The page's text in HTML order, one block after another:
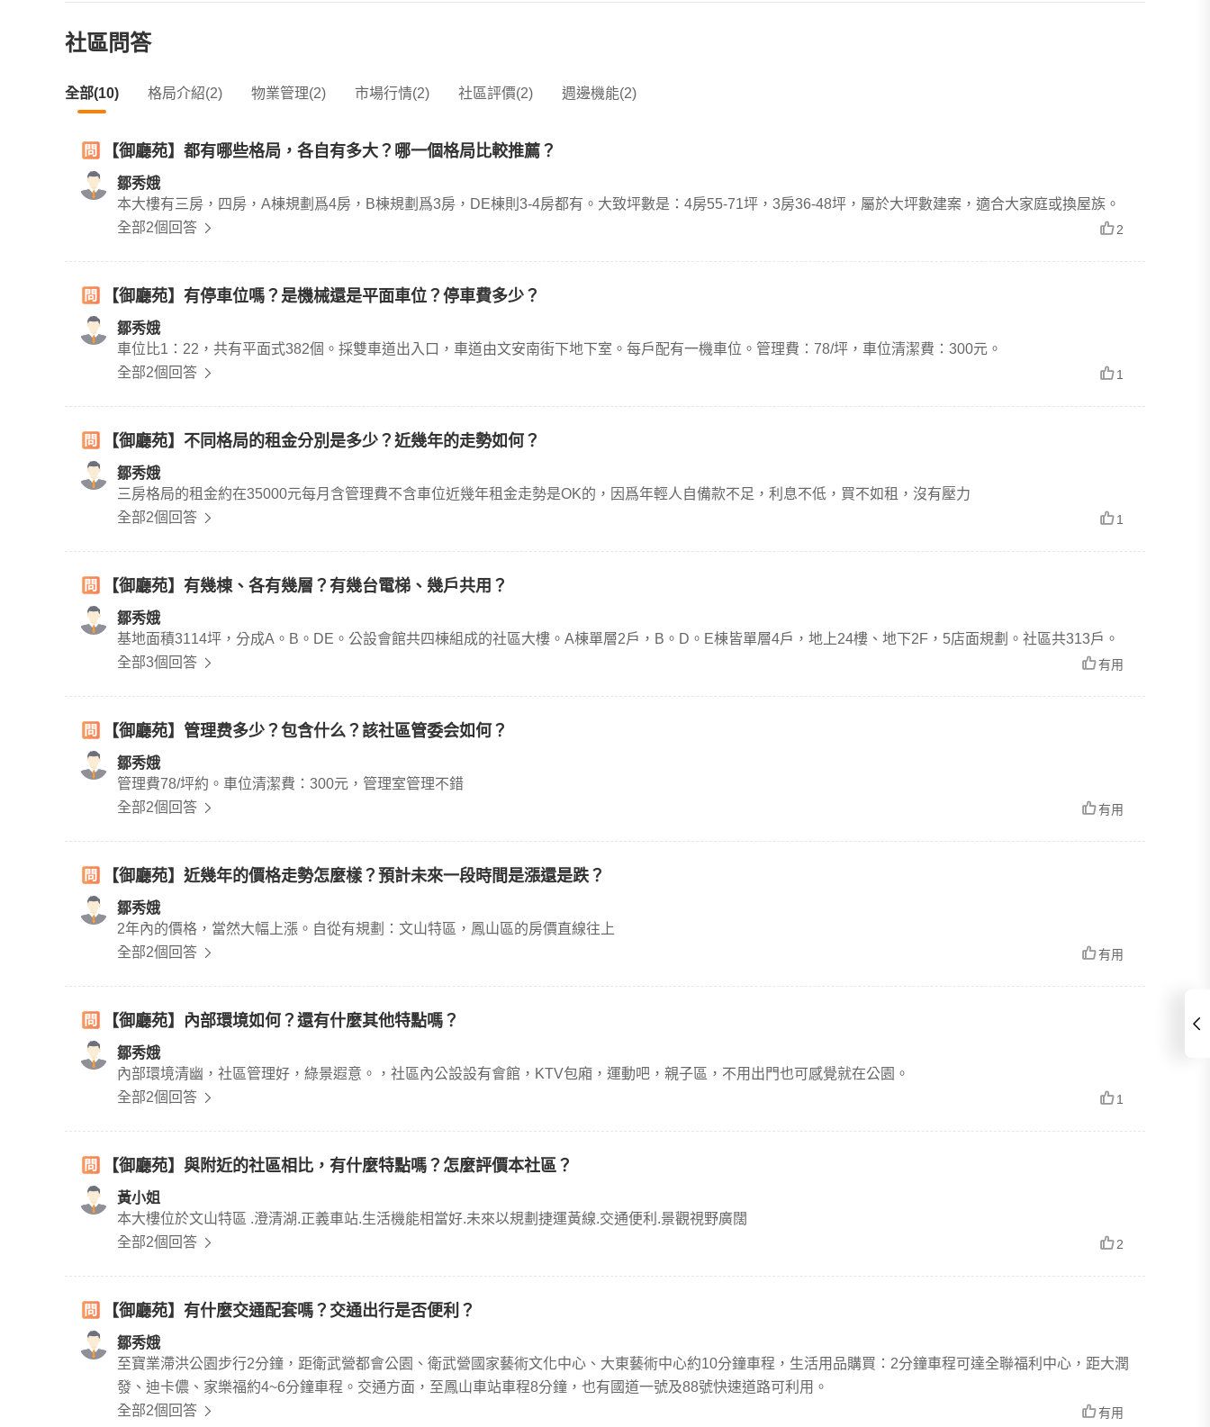
社區問答
全部(10) 格局介紹(2) 物業管理(2) 市場行情(2) 社區評價(2) 週邊機能(2)
【御廳苑】都有哪些格局，各自有多大？哪一個格局比較推薦？
鄒秀娥
本大樓有三房，四房，A棟規劃爲4房，B棟規劃爲3房，DE棟則3-4房都有。大致坪數是：4房55-71坪，3房36-48坪，屬於大坪數建案，適合大家庭或換屋族。
全部2個回答
2
【御廳苑】有停車位嗎？是機械還是平面車位？停車費多少？
鄒秀娥
車位比1：22，共有平面式382個。採雙車道出入口，車道由文安南街下地下室。每戶配有一機車位。管理費：78/坪，車位清潔費：300元。
全部2個回答
1
【御廳苑】不同格局的租金分別是多少？近幾年的走勢如何？
鄒秀娥
三房格局的租金約在35000元每月含管理費不含車位近幾年租金走勢是OK的，因爲年輕人自備款不足，利息不低，買不如租，沒有壓力
全部2個回答
1
【御廳苑】有幾棟、各有幾層？有幾台電梯、幾戶共用？
鄒秀娥
基地面積3114坪，分成A。B。DE。公設會館共四棟組成的社區大樓。A棟單層2戶，B。D。E棟皆單層4戶，地上24樓、地下2F，5店面規劃。社區共313戶。
全部3個回答
有用
【御廳苑】管理费多少？包含什么？該社區管委会如何？
鄒秀娥
管理費78/坪約。車位清潔費：300元，管理室管理不錯
全部2個回答
有用
【御廳苑】近幾年的價格走勢怎麼樣？預計未來一段時間是漲還是跌？
鄒秀娥
2年內的價格，當然大幅上漲。自從有規劃：文山特區，鳳山區的房價直線往上
全部2個回答
有用
【御廳苑】內部環境如何？還有什麼其他特點嗎？
鄒秀娥
內部環境清幽，社區管理好，綠景遐意。，社區內公設設有會館，KTV包廂，運動吧，親子區，不用出門也可感覺就在公園。
全部2個回答
1
【御廳苑】與附近的社區相比，有什麼特點嗎？怎麼評價本社區？
黃小姐
本大樓位於文山特區 .澄清湖.正義車站.生活機能相當好.未來以規劃捷運黃線.交通便利.景觀視野廣闊
全部2個回答
2
【御廳苑】有什麼交通配套嗎？交通出行是否便利？
鄒秀娥
至寶業滯洪公園步行2分鐘，距衛武營都會公園、衛武營國家藝術文化中心、大東藝術中心約10分鐘車程，生活用品購買：2分鐘車程可達全聯福利中心，距大潤
發、迪卡儂、家樂福約4~6分鐘車程。交通方面，至鳳山車站車程8分鐘，也有國道一號及88號快速道路可利用。
全部2個回答
有用